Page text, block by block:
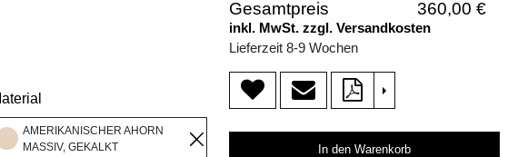
AMERIKANISCHER AHORN
MASSIV, GEKALKT
Gesamtpreis 360,00 €
inkl. MwSt. zzgl. Versandkosten
Lieferzeit 8-9 Wochen
>
In den Warenkorb